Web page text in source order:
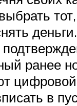
деньги.
ранее
цифровой
в